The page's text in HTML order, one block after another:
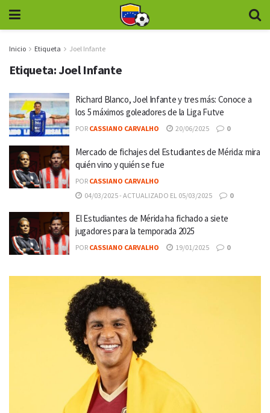
Inicio Etiqueta Joel Infante
Etiqueta:Joel Infante
Richard Blanco, Joel Infante y tres más: Conoce a
los 5 máximos goleadores de la Liga Futve
POR CASSIANO CARVALHO 20/06/2025 0
Mercado de fichajes del Estudiantes de Mérida: mira
quién vino y quién se fue
POR CASSIANO CARVALHO
04/03/2025 - ACTUALIZADO EL 05/03/2025
0
El Estudiantes de Mérida ha fichado a siete
jugadores para la temporada 2025
POR CASSIANO CARVALHO 19/01/2025 0